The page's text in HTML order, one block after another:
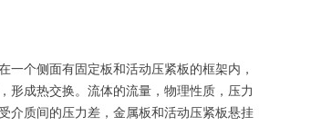
个侧面有固定板和活动压紧板的框架内，
形成热交换。流体的流量，物理性质，压力
介质间的压力差，金属板和活动压紧板悬挂